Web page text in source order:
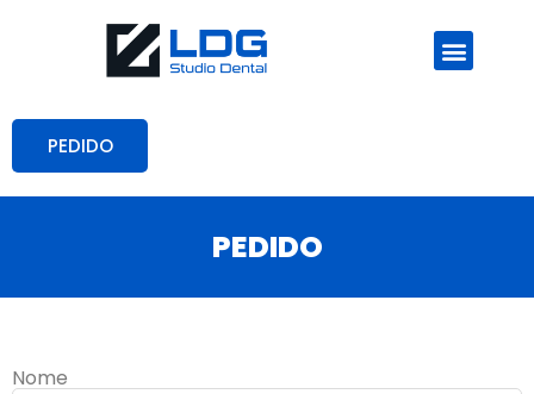
PEDIDO
PEDIDO
Nome